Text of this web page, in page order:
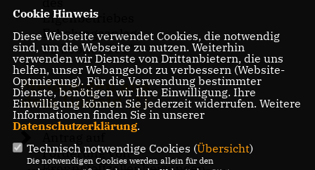
Eigenbetriebes
Erholungsanlage
St. Leoner See"
Meldungen aus
dem Umfeld (1)
Förderung von
Cookie Hinweis
Diese Webseite verwendet Cookies, die notwendig
sind, um die Webseite zu nutzen. Weiterhin
verwenden wir Dienste von Drittanbietern, die uns
helfen, unser Webangebot zu verbessern (Website-
Optmierung). Für die Verwendung bestimmter
Dienste, benötigen wir Ihre Einwilligung. Ihre
Einwilligung können Sie jederzeit widerrufen. Weitere
Informationen finden Sie in unserer
Datenschutzerklärung.
Technisch notwendige Cookies (Übersicht)
Die notwendigen Cookies werden allein für den